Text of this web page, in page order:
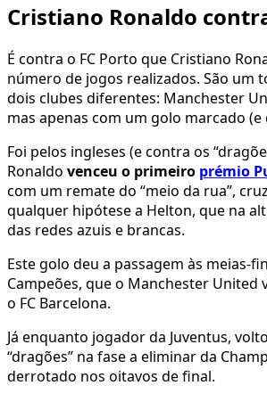
Cristiano Ronaldo
É contra o FC Porto que Cristiano
número de jogos realizados. São um
dois clubes diferentes: Manchester
mas apenas com um golo marcado (e
Foi pelos ingleses (e contra os
Ronaldo venceu o primeiro prémio
com um remate do “meio da rua”,
qualquer hipótese a Helton, que na
das redes azuis e brancas.
Este golo deu a passagem às meias-
Campeões, que o Manchester United
o FC Barcelona.
Já enquanto jogador da Juventus,
“dragões” na fase a eliminar da
derrotado nos oitavos de final.